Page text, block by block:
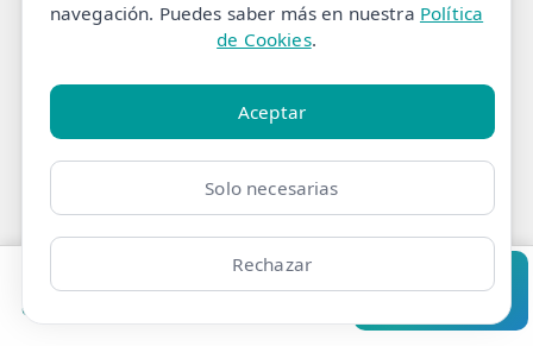
Clínicas
Pedir cita Consultar
navegación. Puedes saber más en nuestra Política
de Cookies.
Aceptar
Solo necesarias
Rechazar